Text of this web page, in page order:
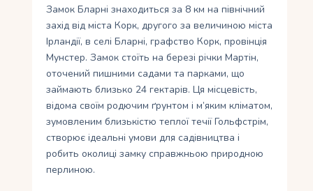
Замок Бларні знаходиться за 8 км на північний
захід від міста Корк, другого за величиною міста
Ірландії, в селі Бларні, графство Корк, провінція
Мунстер. Замок стоїть на березі річки Мартін,
оточений пишними садами та парками, що
займають близько 24 гектарів. Ця місцевість,
відома своїм родючим ґрунтом і м’яким кліматом,
зумовленим близькістю теплої течії Гольфстрім,
створює ідеальні умови для садівництва і
робить околиці замку справжньою природною
перлиною.